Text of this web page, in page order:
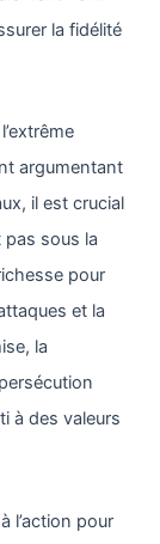
la fidélité
argumentant
il est crucial
pas sous la
pour
et la
la
à des valeurs
l’action pour